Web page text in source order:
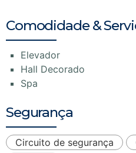
Comodidade &
Elevador
Hall Decorado
Spa
Segurança
Circuito de segurança